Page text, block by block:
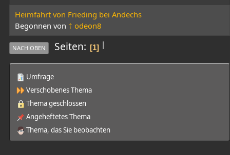
Heimfahrt von Frieding bei Andechs
Begonnen von † odeon8
|
NACH OBEN Seiten 1
Umfrage
Verschobenes Thema
Thema geschlossen
Angeheftetes Thema
Thema, das Sie beobachten